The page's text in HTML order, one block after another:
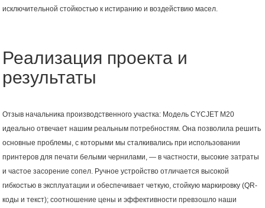
исключительной стойкостью к истиранию и воздействию масел.
Реализация проекта и
результаты
Отзыв начальника производственного участка: Модель CYCJET M20
идеально отвечает нашим реальным потребностям. Она позволила решить
основные проблемы, с которыми мы сталкивались при использовании
принтеров для печати белыми чернилами, — в частности, высокие затраты
и частое засорение сопел. Ручное устройство отличается высокой
гибкостью в эксплуатации и обеспечивает четкую, стойкую маркировку (QR-
коды и текст); соотношение цены и эффективности превзошло наши